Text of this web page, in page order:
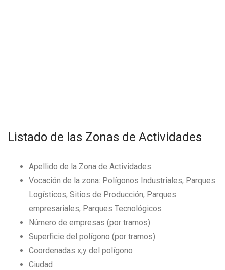
Listado de las Zonas de Actividades
Apellido de la Zona de Actividades
Vocación de la zona: Polígonos Industriales, Parques
Logísticos, Sitios de Producción, Parques
empresariales, Parques Tecnológicos
Número de empresas (por tramos)
Superficie del polígono (por tramos)
Coordenadas x,y del polígono
Ciudad